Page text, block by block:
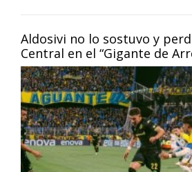
Aldosivi no lo sostuvo y
Central en el “Gigante de